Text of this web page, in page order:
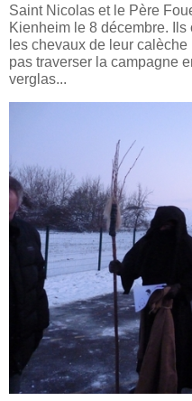
Saint Nicolas et le Père
Kienheim le 8 décembre.
les chevaux de leur
pas traverser la campagne
verglas...